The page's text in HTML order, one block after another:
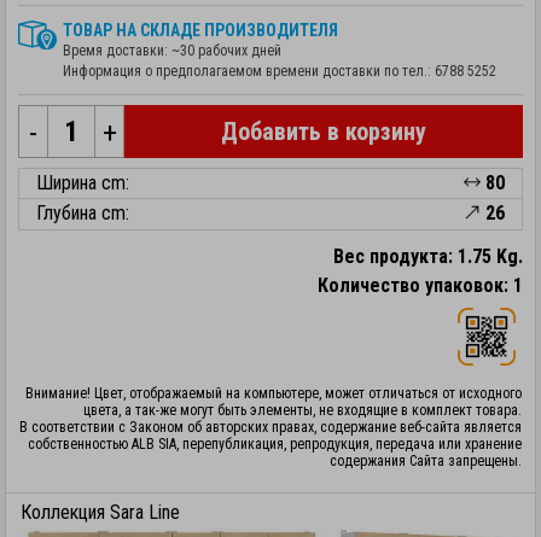
ТОВАР НА СКЛАДЕ ПРОИЗВОДИТЕЛЯ
Время доставки: ~30 рабочих дней
Информация о предполагаемом времени доставки по тел.: 6788 5252
- + Добавить в корзину
Ширина cm:
80
Глубина cm:
26
Вес продукта: 1.75 Kg.
Количество упаковок: 1
Внимание! Цвет, отображаемый на компьютере, может отличаться от исходного
цвета, а так-же могут быть элементы, не входящие в комплект товара.
В соответствии с Законом об авторских правах, содержание веб-сайта является
собственностью ALB SIA, перепубликация, репродукция, передача или хранение
содержания Сайта запрещены.
Коллекция Sara Line